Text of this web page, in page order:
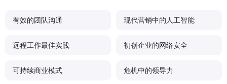
有效的团队沟通 现代营销中的人工智能
远程工作最佳实践 初创企业的网络安全
可持续商业模式 危机中的领导力